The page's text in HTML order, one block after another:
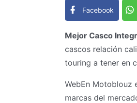
Facebook
Mejor Casco
cascos relación
touring a tener en
WebEn Motoblouz
marcas del